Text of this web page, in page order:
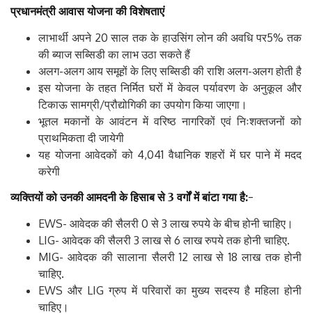
प्रधानमंत्री आवास योजना की विशेषताएं
लाभार्थी अपने 20 साल तक के हाउसिंग लोन की अवधि पर5% तक
की ब्याज सब्सिडी का लाभ उठा सकते हैं
अलग-अलग आय समूहों के लिए सब्सिडी की राशि अलग-अलग होती है
इस योजना के तहत निर्मित घरों में केवल पर्यावरण के अनुकूल और
टिकाऊ सामग्री/प्रौद्योगिकी का उपयोग किया जाएगा।
भूतल मकानों के आवंटन में वरिष्ठ नागरिकों एवं निःशक्तजनों को
प्राथमिकता दी जायेगी
यह योजना आवेदकों को 4,041 वैधानिक शहरों में घर पाने में मदद
करेगी
व्यक्तियों को उनकी आमदनी के हिसाब से3वर्गों में बांटा गया है:-
EWS- आवेदक की सैलरी 0 से 3 लाख रुपये के बीच होनी चाहिए।
LIG- आवेदक की सैलरी 3 लाख से 6 लाख रुपये तक होनी चाहिए.
MIG- आवेदक की सालाना सैलरी 12 लाख से 18 लाख तक होनी
चाहिए.
EWS और LIG ग्रुप में परिवारों का मुख्य सदस्य है महिला होनी
चाहिए।